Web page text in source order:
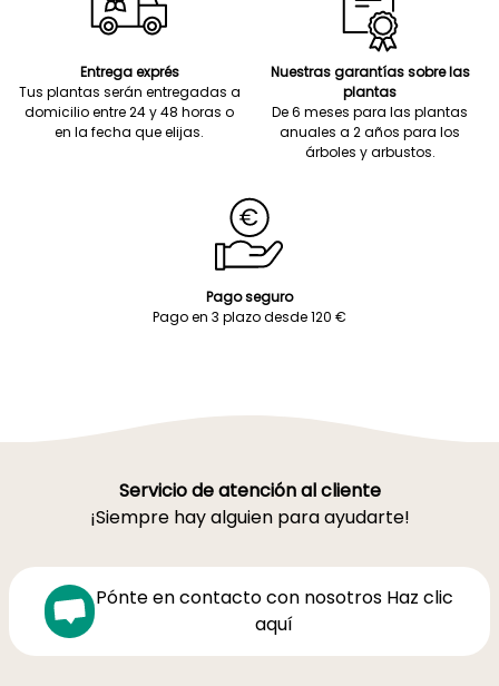
Entrega exprés
Tus plantas serán entregadas a
domicilio entre 24 y 48 horas o
en la fecha que elijas.
Nuestras garantías sobre las
plantas
De 6 meses para las plantas
anuales a 2 años para los
árboles y arbustos.
Pago seguro
Pago en 3 plazo desde 120 €
Servicio de atención al cliente
¡Siempre hay alguien para ayudarte!
Pónte en contacto con nosotros Haz clic
aquí